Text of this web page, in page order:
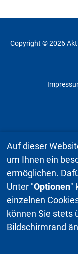
Copyright © 2026
Auf dieser
um Ihnen ein
ermöglichen.
Unter "Optionen"
einzelnen
können Sie stets
Bildschirmrand